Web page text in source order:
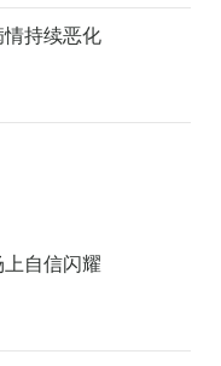
持续恶化
自信闪耀